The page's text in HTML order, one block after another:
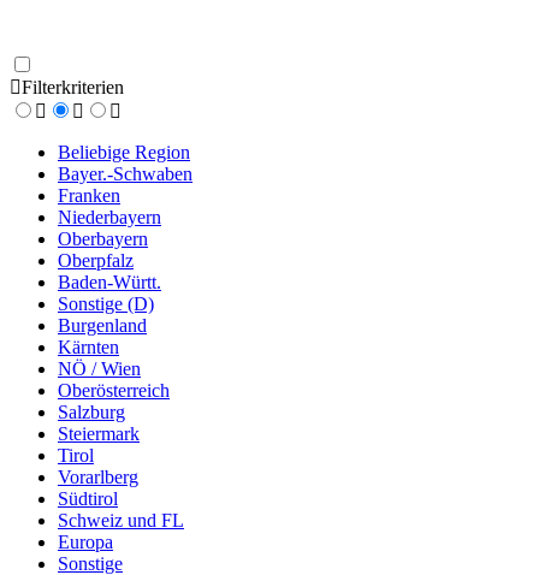
Filterkriterien
Beliebige Region
Bayer.-Schwaben
Franken
Niederbayern
Oberbayern
Oberpfalz
Baden-Württ.
Sonstige (D)
Burgenland
Kärnten
NÖ / Wien
Oberösterreich
Salzburg
Steiermark
Tirol
Vorarlberg
Südtirol
Schweiz und FL
Europa
Sonstige